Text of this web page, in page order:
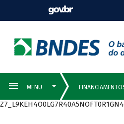
Z7_L9KEH4O0LG7R40A5NOFT0R1GN4